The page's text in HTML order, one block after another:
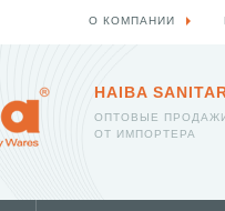
HAIBA
ОПТОВЫЕ
ОТ ИМПОРТЕРА
О КОМПАНИИ